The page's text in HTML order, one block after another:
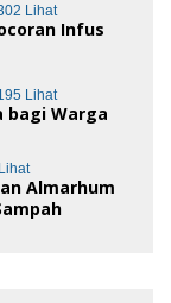
Lihat
Infus
Lihat
bagi Warga
Almarhum